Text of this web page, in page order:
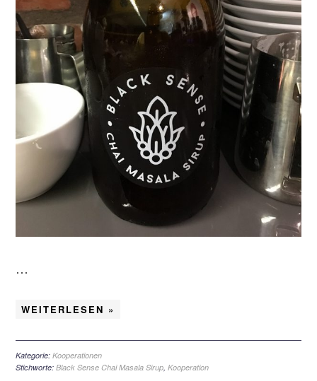
…
WEITERLESEN »
Kategorie:Kooperationen
Stichworte:Black Sense Chai Masala Sirup ,Kooperation